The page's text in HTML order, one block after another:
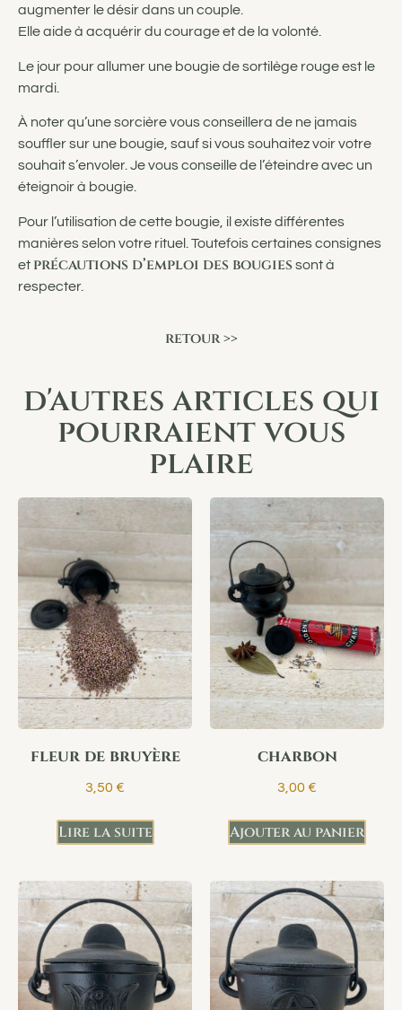
augmenter le désir dans un couple.
Elle aide à acquérir du courage et de la volonté.
Le jour pour allumer une bougie de sortilège rouge est le
mardi.
À noter qu’une sorcière vous conseillera de ne jamais
souffler sur une bougie, sauf si vous souhaitez voir votre
souhait s’envoler. Je vous conseille de l’éteindre avec un
éteignoir à bougie.
Pour l’utilisation de cette bougie, il existe différentes
manières selon votre rituel. Toutefois certaines consignes
et précautions d’emploi des bougiessont à
respecter.
retour >>
d'autres articles qui
pourraient vous
plaire
fleur de bruyère
3,50 €
Lire la suite
charbon
3,00 €
Ajouter au panier